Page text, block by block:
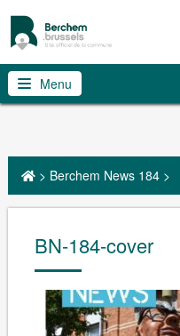
Menu
> Berchem News 184>
BN-184-cover